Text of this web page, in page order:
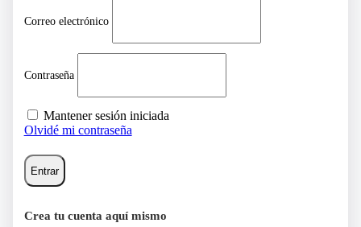
Correo electrónico
Contraseña
Mantener sesión iniciada
Olvidé mi contraseña
Entrar
Crea tu cuenta aquí mismo